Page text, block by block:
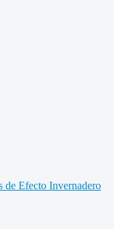
de Efecto Invernadero